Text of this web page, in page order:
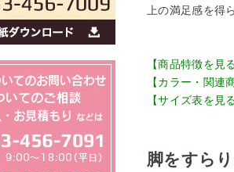
上の満足感を得
【商品特徴を見る
【カラー・関連
【サイズ表を見る
脚をすら